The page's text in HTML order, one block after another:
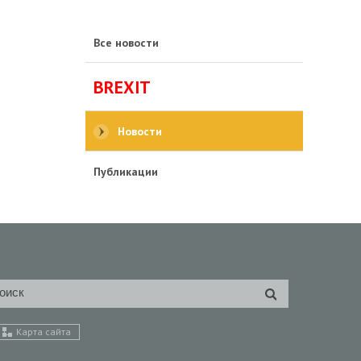
Все новости
BREXIT
Новости
Публикации
Карта сайта